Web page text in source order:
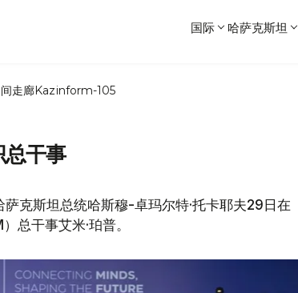
国际 哈萨克斯坦
走廊Kazinform-105
总干事
克斯坦总统哈斯穆-卓玛尔特·托卡耶夫29日在
总干事艾米·珀普。